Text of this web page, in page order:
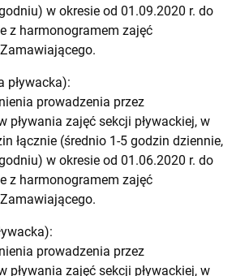
w okresie od 01.09.2020 r. do
z harmonogramem zajęć
pływacka):
prowadzenia przez
pływania zajęć sekcji pływackiej, w
łącznie (średnio 1-5 godzin dziennie,
w okresie od 01.06.2020 r. do
z harmonogramem zajęć
prowadzenia przez
pływania zajęć sekcji pływackiej, w